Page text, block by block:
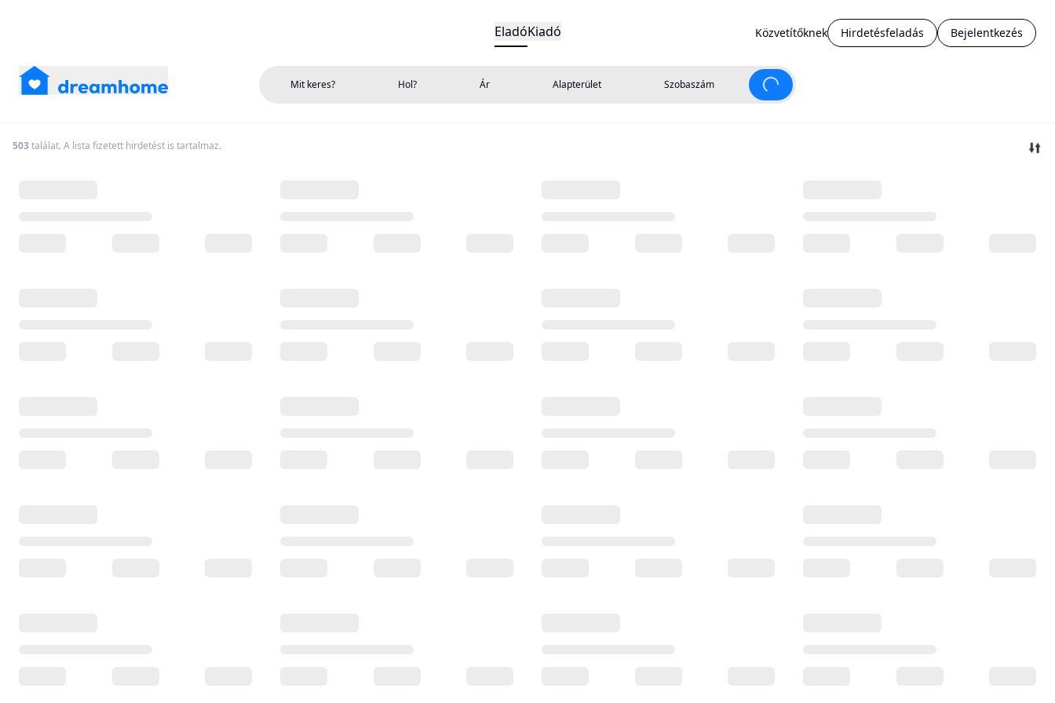
EladóKiadó Közvetítőknek Hirdetésfeladás Bejelentkezés
Mit keres? Hol? Ár Alapterület Szobaszám
503találat. A lista fizetett hirdetést is tartalmaz.